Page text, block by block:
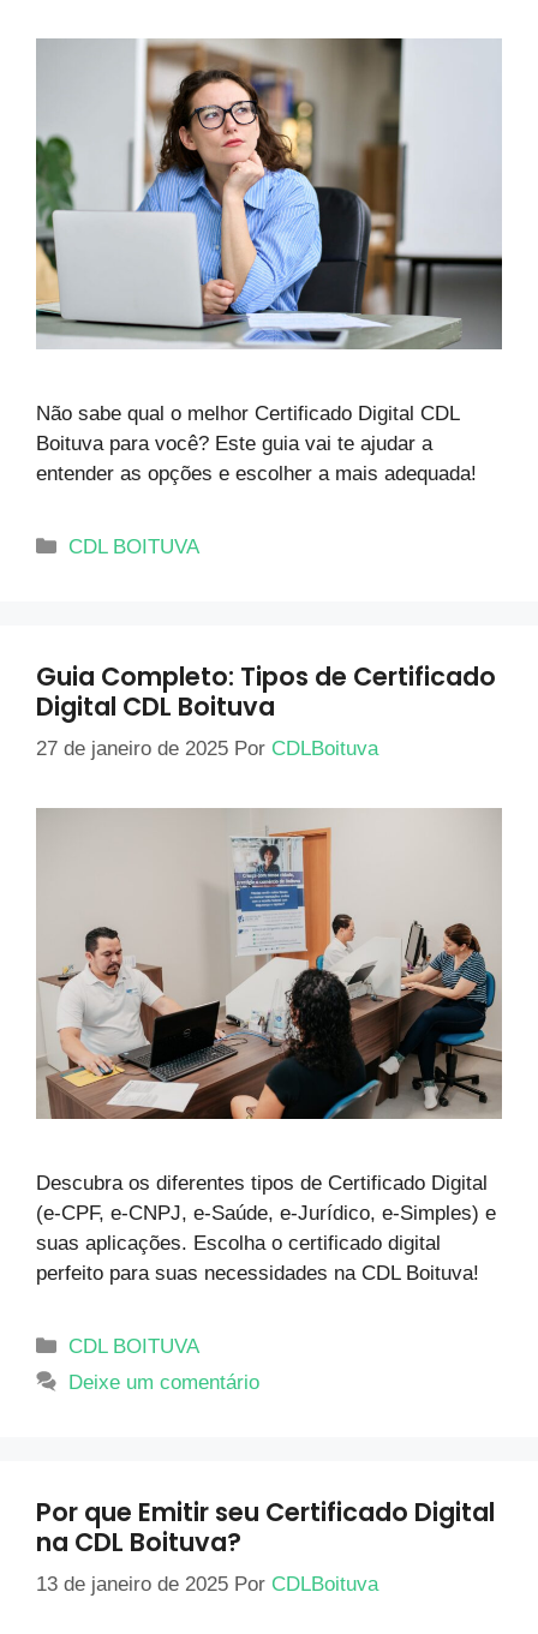
Não sabe qual o melhor Certificado Digital CDL
Boituva para você? Este guia vai te ajudar a
entender as opções e escolher a mais adequada!
CDL BOITUVA
Guia Completo: Tipos de Certificado
Digital CDL Boituva
27 de janeiro de 2025 Por CDLBoituva
Descubra os diferentes tipos de Certificado Digital
(e-CPF, e-CNPJ, e-Saúde, e-Jurídico, e-Simples) e
suas aplicações. Escolha o certificado digital
perfeito para suas necessidades na CDL Boituva!
CDL BOITUVA
Deixe um comentário
Por que Emitir seu Certificado Digital
na CDL Boituva?
13 de janeiro de 2025 Por CDLBoituva